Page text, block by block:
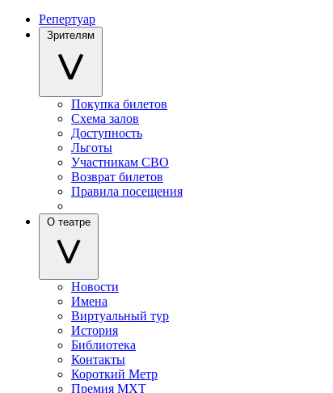
Репертуар
Зрителям
Покупка билетов
Схема залов
Доступность
Льготы
Участникам СВО
Возврат билетов
Правила посещения
О театре
Новости
Имена
Виртуальный тур
История
Библиотека
Контакты
Короткий Метр
Премия МХТ